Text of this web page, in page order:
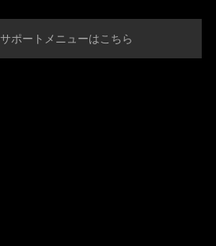
ポートメニューはこちら